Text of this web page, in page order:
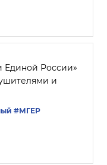
Единой России»
и
#‎МГЕР‬